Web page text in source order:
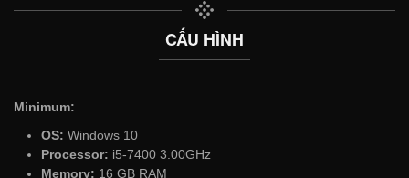
CẤU HÌNH
Minimum:
OS: Windows 10
Processor: i5-7400 3.00GHz
Memory: 16 GB RAM